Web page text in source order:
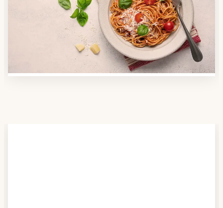
Nutzen Sie unsere große Mahlzeiten-Dienst-Suche,
um herauszufinden, welche Anbieter es in Ihrer
Region gibt und welcher am besten zu Ihnen passt.
Verschaffen Sie sich auch einen Überblick über die
Essen auf Rädern-Kosten.